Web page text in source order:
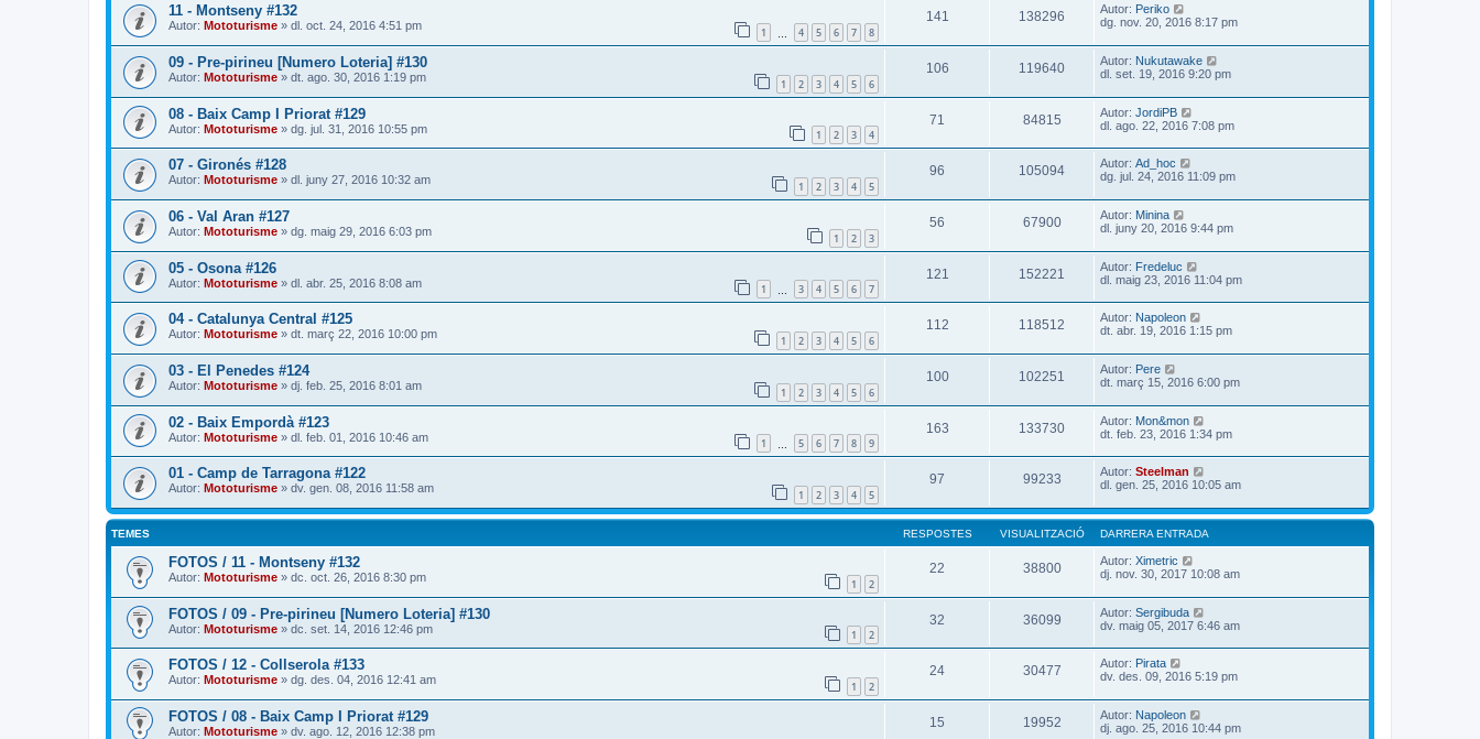
11 - Montseny #132
Autor: Mototurisme » dl. oct. 24, 2016 4:51 pm 1 4 5 6 7 8
141 138296 Autor: Periko
dg. nov. 20, 2016 8:17 pm
09 - Pre-pirineu [Numero Loteria] #130
Autor: Mototurisme » dt. ago. 30, 2016 1:19 pm 1 2 3 4 5 6
106 119640 Autor: Nukutawake
dl. set. 19, 2016 9:20 pm
08 - Baix Camp I Priorat #129
Autor: Mototurisme » dg. jul. 31, 2016 10:55 pm 1 2 3 4
71 84815 Autor: JordiPB
dl. ago. 22, 2016 7:08 pm
07 - Gironés #128
Autor: Mototurisme » dl. juny 27, 2016 10:32 am 1 2 3 4 5
96 105094 Autor: Ad_hoc
dg. jul. 24, 2016 11:09 pm
06 - Val Aran #127
Autor: Mototurisme » dg. maig 29, 2016 6:03 pm 1 2 3
56 67900 Autor: Minina
dl. juny 20, 2016 9:44 pm
05 - Osona #126
Autor: Mototurisme » dl. abr. 25, 2016 8:08 am 1 3 4 5 6 7
121 152221 Autor: Fredeluc
dl. maig 23, 2016 11:04 pm
04 - Catalunya Central #125
Autor: Mototurisme » dt. març 22, 2016 10:00 pm 1 2 3 4 5 6
112 118512 Autor: Napoleon
dt. abr. 19, 2016 1:15 pm
03 - El Penedes #124
Autor: Mototurisme » dj. feb. 25, 2016 8:01 am 1 2 3 4 5 6
100 102251 Autor: Pere
dt. març 15, 2016 6:00 pm
02 - Baix Empordà #123
Autor: Mototurisme » dl. feb. 01, 2016 10:46 am 1 5 6 7 8 9
163 133730 Autor: Mon&mon
dt. feb. 23, 2016 1:34 pm
01 - Camp de Tarragona #122
Autor: Mototurisme » dv. gen. 08, 2016 11:58 am 1 2 3 4 5
97 99233 Autor: Steelman
dl. gen. 25, 2016 10:05 am
TEMES RESPOSTES VISUALITZACIÓ DARRERA ENTRADA
FOTOS / 11 - Montseny #132
Autor: Mototurisme » dc. oct. 26, 2016 8:30 pm 1 2
22 38800 Autor: Ximetric
dj. nov. 30, 2017 10:08 am
FOTOS / 09 - Pre-pirineu [Numero Loteria] #130
Autor: Mototurisme » dc. set. 14, 2016 12:46 pm 1 2
32 36099 Autor: Sergibuda
dv. maig 05, 2017 6:46 am
FOTOS / 12 - Collserola #133
Autor: Mototurisme » dg. des. 04, 2016 12:41 am 1 2
24 30477 Autor: Pirata
dv. des. 09, 2016 5:19 pm
FOTOS / 08 - Baix Camp I Priorat #129
Autor: Mototurisme » dv. ago. 12, 2016 12:38 pm
15 19952 Autor: Napoleon
dj. ago. 25, 2016 10:44 pm